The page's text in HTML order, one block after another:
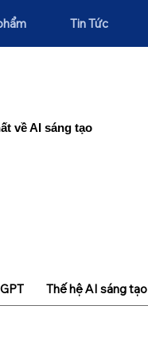
Tin Tức
về AI sáng tạo
Thế hệ AI sáng tạo